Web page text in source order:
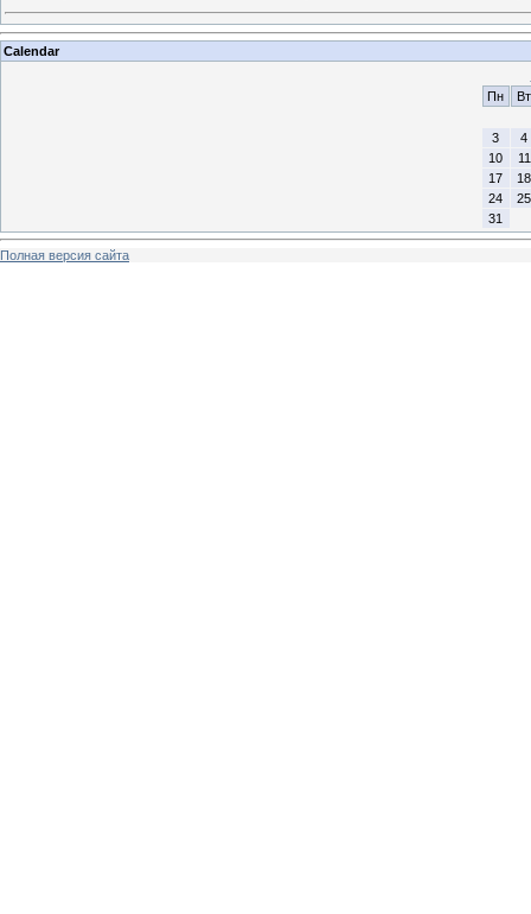
Calendar
Пн
Вт
3
4
10
11
17
18
24
25
31
Полная версия сайта